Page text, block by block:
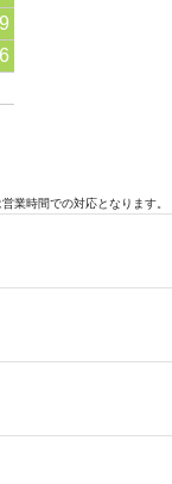
業時間での対応となります。